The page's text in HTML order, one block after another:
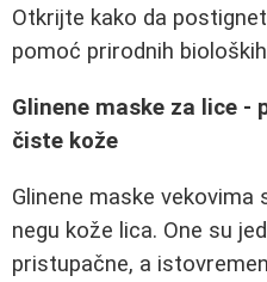
Otkrijte kako da
pomoć prirodnih
Glinene maske za lice -
čiste kože
Glinene maske
negu kože lica. One su
pristupačne, a